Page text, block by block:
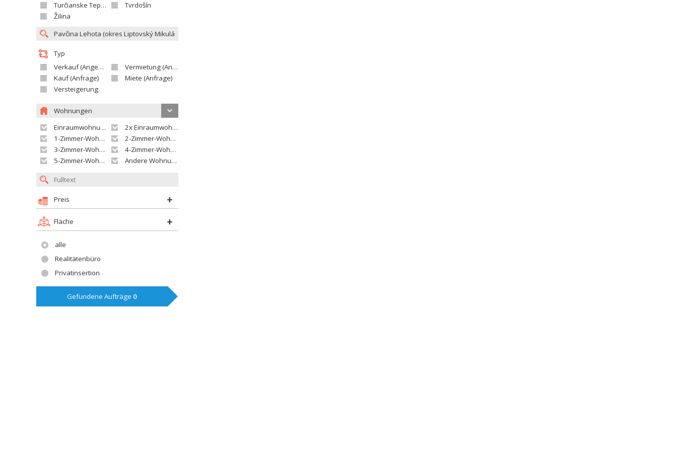
Turčianske Teplice
Tvrdošín
Žilina
Typ
Verkauf (Angebot)
Vermietung (Angebot)
Kauf (Anfrage)
Miete (Anfrage)
Versteigerung
Wohnungen
Einraumwohnung
2x Einraumwohnung
1-Zimmer-Wohnung
2-Zimmer-Wohnung
3-Zimmer-Wohnung
4-Zimmer-Wohnung
5-Zimmer-Wohnung und größer
Andere Wohnung
Preis
Fläche
alle
Realitätenbüro
Privatinsertion
Gefundene Aufträge 0